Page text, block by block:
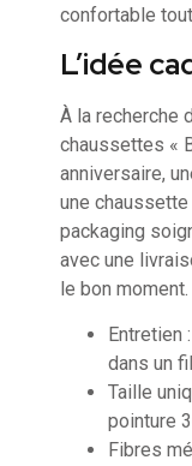
confortable
L’idée
À la recherche
chaussettes «
anniversaire,
une
packaging
avec une
le bon moment.
Entretien
dans un
Taille
pointure
Fibres